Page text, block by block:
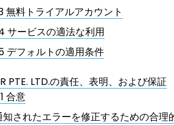
無料トライアルアカウント
サービスの適法な利用
デフォルトの適用条件
PTE. LTD.の責任、表明、および保証
合意
知されたエラーを修正するための合理